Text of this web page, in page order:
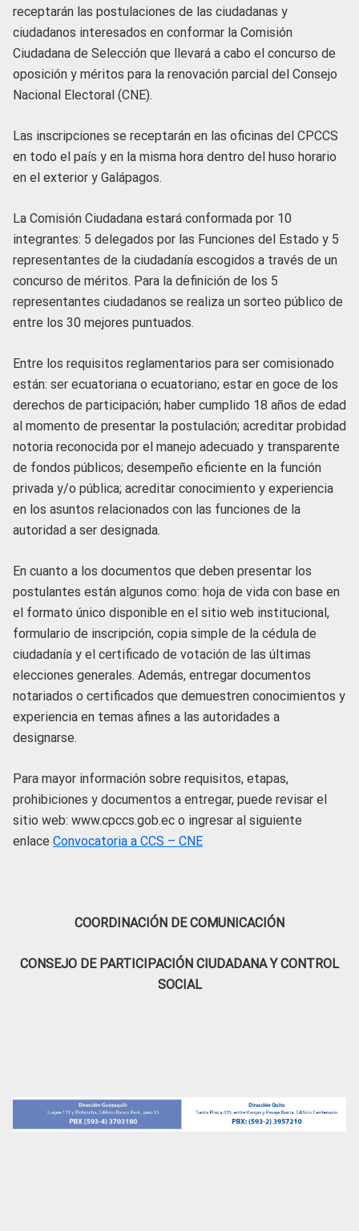
receptarán las postulaciones de las ciudadanas y
ciudadanos interesados en conformar la Comisión
Ciudadana de Selección que llevará a cabo el concurso de
oposición y méritos para la renovación parcial del Consejo
Nacional Electoral (CNE).
Las inscripciones se receptarán en las oficinas del CPCCS
en todo el país y en la misma hora dentro del huso horario
en el exterior y Galápagos.
La Comisión Ciudadana estará conformada por 10
integrantes: 5 delegados por las Funciones del Estado y 5
representantes de la ciudadanía escogidos a través de un
concurso de méritos. Para la definición de los 5
representantes ciudadanos se realiza un sorteo público de
entre los 30 mejores puntuados.
Entre los requisitos reglamentarios para ser comisionado
están: ser ecuatoriana o ecuatoriano; estar en goce de los
derechos de participación; haber cumplido 18 años de edad
al momento de presentar la postulación; acreditar probidad
notoria reconocida por el manejo adecuado y transparente
de fondos públicos; desempeño eficiente en la función
privada y/o pública; acreditar conocimiento y experiencia
en los asuntos relacionados con las funciones de la
autoridad a ser designada.
En cuanto a los documentos que deben presentar los
postulantes están algunos como: hoja de vida con base en
el formato único disponible en el sitio web institucional,
formulario de inscripción, copia simple de la cédula de
ciudadanía y el certificado de votación de las últimas
elecciones generales. Además, entregar documentos
notariados o certificados que demuestren conocimientos y
experiencia en temas afines a las autoridades a
designarse.
Para mayor información sobre requisitos, etapas,
prohibiciones y documentos a entregar, puede revisar el
sitio web: www.cpccs.gob.ec o ingresar al siguiente
enlace Convocatoria a CCS – CNE
COORDINACIÓN DE COMUNICACIÓN
CONSEJO DE PARTICIPACIÓN CIUDADANA Y CONTROL
SOCIAL